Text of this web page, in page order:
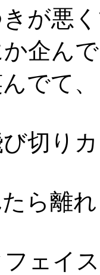
が悪
企ん
でて、
切り
ら離
ェイ